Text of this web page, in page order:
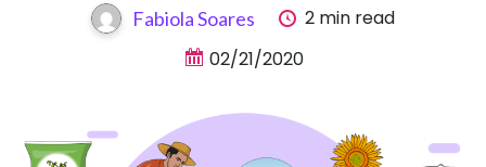
Fabiola Soares
2 min read
02/21/2020